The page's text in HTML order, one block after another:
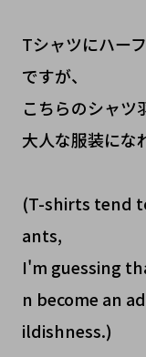
Tシャツにハー
ですが、
こちらのシャツ
大人な服装にな
(T-shirts tend
ants,
I'm guessing
n become an
ildishness.)